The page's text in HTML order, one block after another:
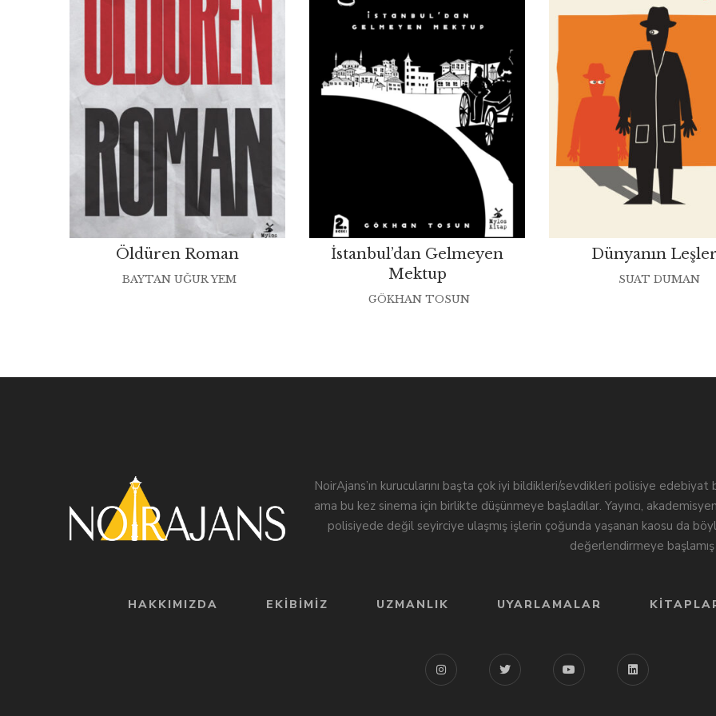
Öldüren Roman
BAYTAN UĞUR YEM
İstanbul’dan Gelmeyen
Mektup
GÖKHAN TOSUN
Dünyanın
SUAT DUMAN
NoirAjans’ın kurucularını başta çok iyi bildikleri/sevdikleri polisiye
ama bu kez sinema için birlikte düşünmeye başladılar. Yayıncı,
polisiyede değil seyirciye ulaşmış işlerin çoğunda yaşanan kaosu da
değerlendirmeye
HAKKIMIZDA EKIBIMIZ UZMANLIK UYARLAMALAR